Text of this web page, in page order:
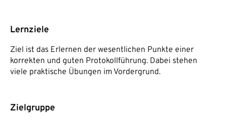
Lernziele
Ziel ist das Erlernen der wesentlichen Punkte einer
korrekten und guten Protokollführung. Dabei stehen
viele praktische Übungen im Vordergrund.
Zielgruppe